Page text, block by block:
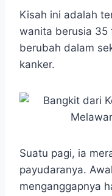
c
e
o
o
a
t
s
A
p
s
s
n
r
l
e
r
e
Kisah ini adalah
wanita berusia 35
berubah dalam
kanker.
Suatu pagi, ia
payudaranya.
menganggapnya